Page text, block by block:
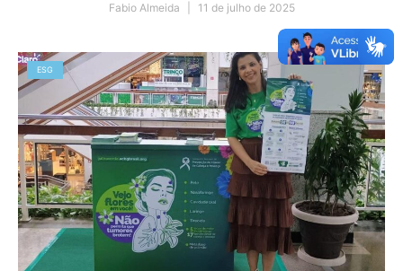
Fabio Almeida 11 de julho de 2025
ESG